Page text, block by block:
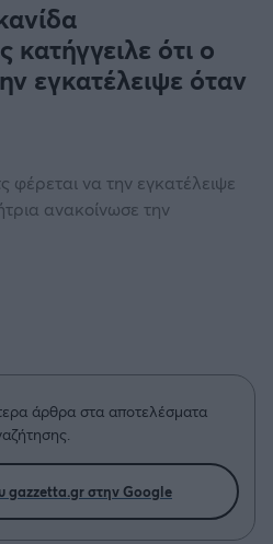
ότι ο
εγκατέλειψε όταν
να την εγκατέλειψε
ανακοίνωσε την
άρθρα στα αποτελέσματα
gazzetta.gr στην Google